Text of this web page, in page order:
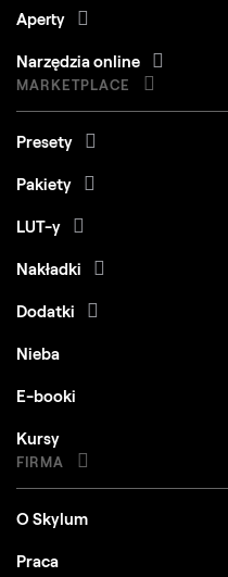
Aperty
Narzędzia online
MARKETPLACE
Presety
Pakiety
LUT-y
Nakładki
Dodatki
Nieba
E-booki
Kursy
FIRMA
O Skylum
Praca